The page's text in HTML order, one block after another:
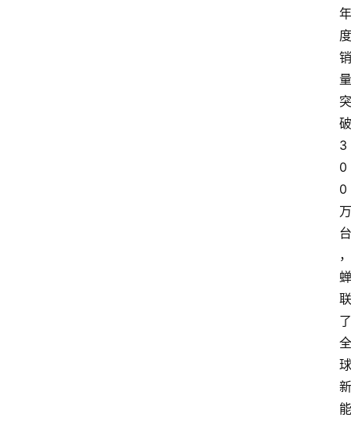
年
度
销
量
突
破
3
0
0
万
台
，
蝉
联
了
全
球
新
能